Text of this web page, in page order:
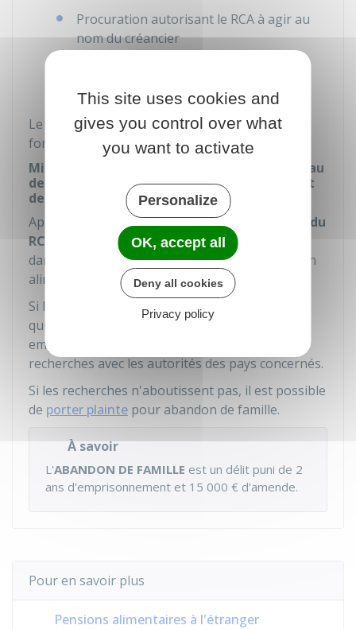
Procuration autorisant le RCA à agir au
nom du créancier
Le RCA peut demander d'autres documents en
fonction de la demande.
Mise en œuvre du recouvrement par le bureau
de recouvrement du ministère de l'Europe et
des affaires étrangères
Après réception du dossier complet,
le bureau du
RCA l'envoie à l'autorité centrale de l'État
dans lequel réside la débiteur qui doit la pension
alimentaire.
Si le créancier ignore le lieu où réside le parent
qui doit de l'argent et l'adresse de ses
employeurs, le RCA entreprend, si besoin, des
recherches avec les autorités des pays concernés.
Si les recherches n'aboutissent pas, il est possible
de porter plainte pour abandon de famille.
À savoir
L'ABANDON DE FAMILLE est un délit puni de 2
ans d'emprisonnement et 15 000 € d'amende.
Pour en savoir plus
Pensions alimentaires à l'étranger
This site uses cookies and
gives you control over what
you want to activate
Personalize
OK, accept all
Deny all cookies
Privacy policy